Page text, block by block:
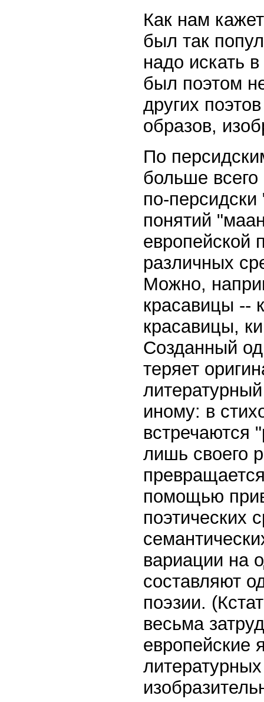
Как нам
был так
надо искать
был поэтом
других
образов,
По
больше
по-
понятий
европейской
различных
Можно,
красавицы --
красавицы,
Созданный
теряет
иному: в
встречаются
лишь своего
помощью
поэтических
вариации на
составляют
поэзии.
весьма
европейские